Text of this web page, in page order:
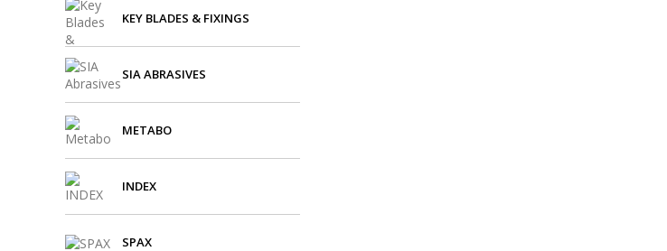
KEY BLADES & FIXINGS
SIA ABRASIVES
METABO
INDEX
SPAX